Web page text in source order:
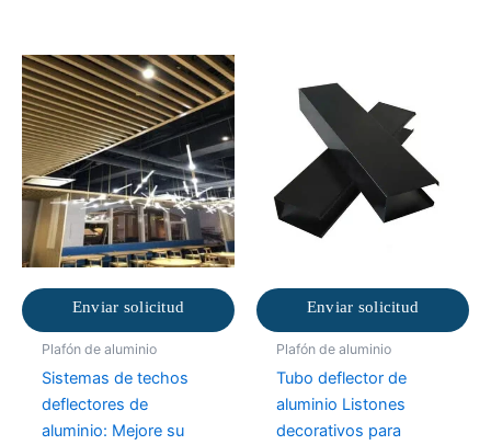
Enviar solicitud
Plafón de aluminio
Sistemas de techos
deflectores de
aluminio: Mejore su
Enviar solicitud
Plafón de aluminio
Tubo deflector de
aluminio Listones
decorativos para